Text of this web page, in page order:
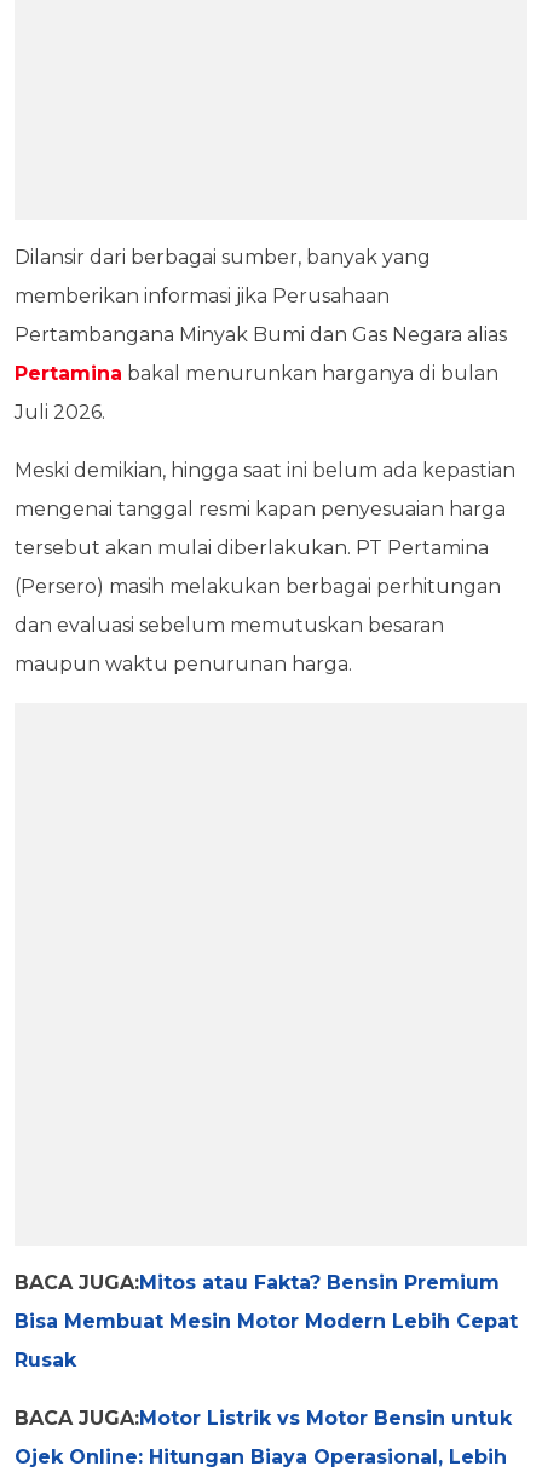
Dilansir dari berbagai sumber, banyak yang
memberikan informasi jika Perusahaan
Pertambangana Minyak Bumi dan Gas Negara alias
Pertamina bakal menurunkan harganya di bulan
Juli 2026.
Meski demikian, hingga saat ini belum ada kepastian
mengenai tanggal resmi kapan penyesuaian harga
tersebut akan mulai diberlakukan. PT Pertamina
(Persero) masih melakukan berbagai perhitungan
dan evaluasi sebelum memutuskan besaran
maupun waktu penurunan harga.
BACA JUGA:Mitos atau Fakta? Bensin Premium
Bisa Membuat Mesin Motor Modern Lebih Cepat
Rusak
BACA JUGA:Motor Listrik vs Motor Bensin untuk
Ojek Online: Hitungan Biaya Operasional, Lebih